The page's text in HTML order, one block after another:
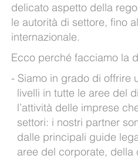
delicato aspetto della
le autorità di settore, fino
internazionale.
Ecco perché facciamo la
Siamo in grado di offrire
livelli in tutte le aree del
l’attività delle imprese
settori: i nostri partner
dalle principali guide
aree del corporate, della